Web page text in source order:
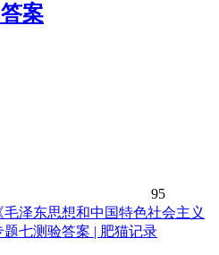
案
95